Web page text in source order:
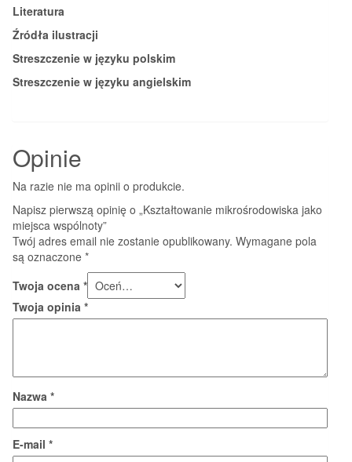
Literatura
Źródła ilustracji
Streszczenie w języku polskim
Streszczenie w języku angielskim
Opinie
Na razie nie ma opinii o produkcie.
Napisz pierwszą opinię o „Kształtowanie mikrośrodowiska jako
miejsca wspólnoty”
Twój adres email nie zostanie opublikowany. Wymagane pola
są oznaczone *
Twoja ocena *
Twoja opinia *
Nazwa *
E-mail *